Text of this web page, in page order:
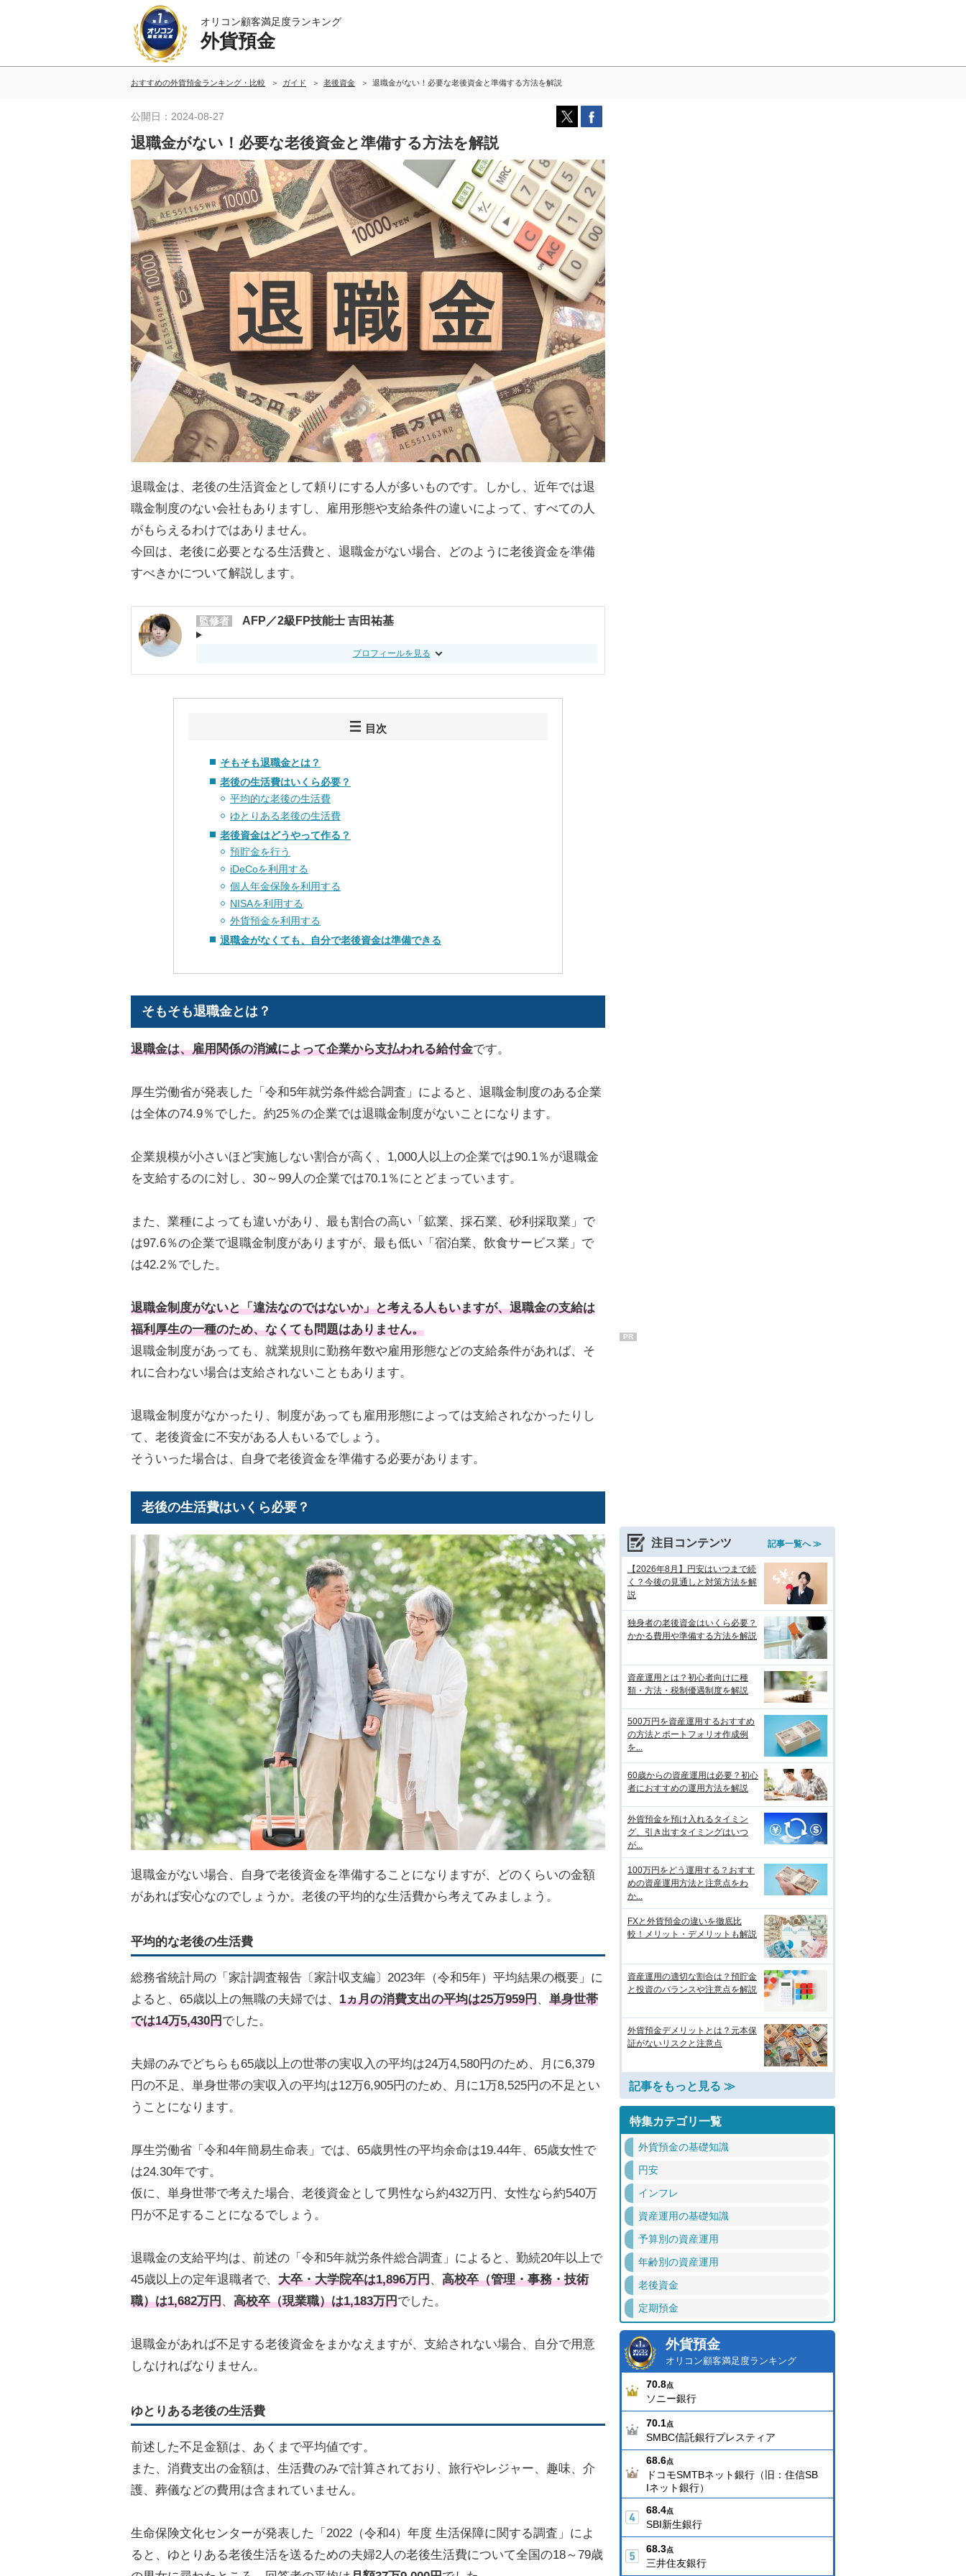
オリコン顧客満足度ランキング
外貨預金
おすすめの外貨預金ランキング・比較 ガイド 老後資金 退職金がない！必要な老後資金と準備する方法を解説
公開日：2024-08-27
退職金がない！必要な老後資金と準備する方法を解説
退職金は、老後の生活資金として頼りにする人が多いものです。しかし、近年では退
職金制度のない会社もありますし、雇用形態や支給条件の違いによって、すべての人
がもらえるわけではありません。
今回は、老後に必要となる生活費と、退職金がない場合、どのように老後資金を準備
すべきかについて解説します。
監修者 AFP／2級FP技能士 吉田祐基
プロフィールを見る
目次
そもそも退職金とは？
老後の生活費はいくら必要？
平均的な老後の生活費
ゆとりある老後の生活費
老後資金はどうやって作る？
預貯金を行う
iDeCoを利用する
個人年金保険を利用する
NISAを利用する
外貨預金を利用する
退職金がなくても、自分で老後資金は準備できる
そもそも退職金とは？
退職金は、雇用関係の消滅によって企業から支払われる給付金です。
厚生労働省が発表した「令和5年就労条件総合調査」によると、退職金制度のある企業
は全体の74.9％でした。約25％の企業では退職金制度がないことになります。
企業規模が小さいほど実施しない割合が高く、1,000人以上の企業では90.1％が退職金
を支給するのに対し、30～99人の企業では70.1％にとどまっています。
また、業種によっても違いがあり、最も割合の高い「鉱業、採石業、砂利採取業」で
は97.6％の企業で退職金制度がありますが、最も低い「宿泊業、飲食サービス業」で
は42.2％でした。
退職金制度がないと「違法なのではないか」と考える人もいますが、退職金の支給は
福利厚生の一種のため、なくても問題はありません。
退職金制度があっても、就業規則に勤務年数や雇用形態などの支給条件があれば、そ
れに合わない場合は支給されないこともあります。
退職金制度がなかったり、制度があっても雇用形態によっては支給されなかったりし
て、老後資金に不安がある人もいるでしょう。
そういった場合は、自身で老後資金を準備する必要があります。
老後の生活費はいくら必要？
退職金がない場合、自身で老後資金を準備することになりますが、どのくらいの金額
があれば安心なのでしょうか。老後の平均的な生活費から考えてみましょう。
平均的な老後の生活費
総務省統計局の「家計調査報告〔家計収支編〕2023年（令和5年）平均結果の概要」に
よると、65歳以上の無職の夫婦では、 1ヵ月の消費支出の平均は25万959円、 単身世帯
では14万5,430円でした。
夫婦のみでどちらも65歳以上の世帯の実収入の平均は24万4,580円のため、月に6,379
円の不足、単身世帯の実収入の平均は12万6,905円のため、月に1万8,525円の不足とい
うことになります。
厚生労働省「令和4年簡易生命表」では、65歳男性の平均余命は19.44年、65歳女性で
は24.30年です。
仮に、単身世帯で考えた場合、老後資金として男性なら約432万円、女性なら約540万
円が不足することになるでしょう。
退職金の支給平均は、前述の「令和5年就労条件総合調査」によると、勤続20年以上で
45歳以上の定年退職者で、 大卒・大学院卒は1,896万円、 高校卒（管理・事務・技術
職）は1,682万円、 高校卒（現業職）は1,183万円でした。
退職金があれば不足する老後資金をまかなえますが、支給されない場合、自分で用意
しなければなりません。
ゆとりある老後の生活費
前述した不足金額は、あくまで平均値です。
また、消費支出の金額は、生活費のみで計算されており、旅行やレジャー、趣味、介
護、葬儀などの費用は含まれていません。
生命保険文化センターが発表した「2022（令和4）年度 生活保障に関する調査」によ
ると、ゆとりある老後生活を送るための夫婦2人の老後生活費について全国の18～79歳
PR
注目コンテンツ 記事一覧へ ≫
【2026年8月】円安はいつまで続
く？今後の見通しと対策方法を解
説
独身者の老後資金はいくら必要？
かかる費用や準備する方法を解説
資産運用とは？初心者向けに種
類・方法・税制優遇制度を解説
500万円を資産運用するおすすめ
の方法とポートフォリオ作成例
を...
60歳からの資産運用は必要？初心
者におすすめの運用方法を解説
外貨預金を預け入れるタイミン
グ、引き出すタイミングはいつ
が...
100万円をどう運用する？おすす
めの資産運用方法と注意点をわ
か...
FXと外貨預金の違いを徹底比
較！メリット・デメリットも解説
資産運用の適切な割合は？預貯金
と投資のバランスや注意点を解説
外貨預金デメリットとは？元本保
証がないリスクと注意点
記事をもっと見る ≫
特集カテゴリ一覧
外貨預金の基礎知識
円安
インフレ
資産運用の基礎知識
予算別の資産運用
年齢別の資産運用
老後資金
定期預金
外貨預金
オリコン顧客満足度ランキング
70.8点
ソニー銀行
70.1点
SMBC信託銀行プレスティア
68.6点
ドコモSMTBネット銀行（旧：住信SB
Iネット銀行）
68.4点
SBI新生銀行
68.3点
三井住友銀行